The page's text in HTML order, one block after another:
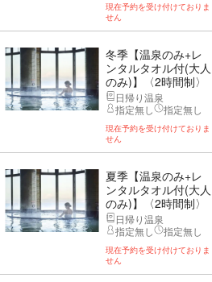
現在予約を受け付けておりま
せん
冬季【温泉のみ+レ
ンタルタオル付(大人
のみ)】〈2時間制〉
日帰り温泉
指定無し
指定無し
現在予約を受け付けておりま
せん
夏季【温泉のみ+レ
ンタルタオル付(大人
のみ)】〈2時間制〉
日帰り温泉
指定無し
指定無し
現在予約を受け付けておりま
せん